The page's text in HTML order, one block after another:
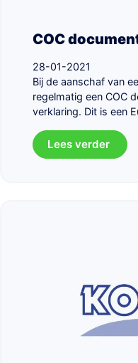
COC
28-01-2021
Bij de aanschaf van
regelmatig een COC
verklaring. Dit is een
Lees verder